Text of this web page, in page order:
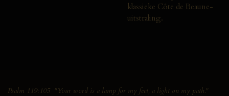
klassieke Côte de Beaune-
uitstraling.
Psalm 119:105 "Your word is a lamp for my feet, a light on my path."